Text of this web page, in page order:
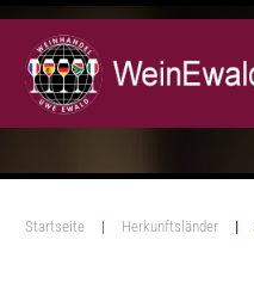
Startseite Herkunftsländer